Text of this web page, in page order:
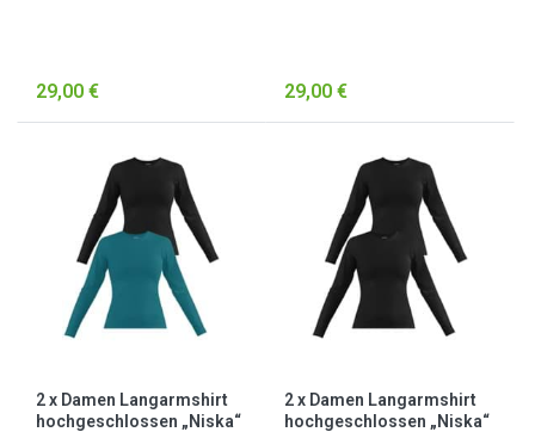
29,00 € 29,00 €
2 x Damen Langarmshirt
hochgeschlossen „Niska“
2 x Damen Langarmshirt
hochgeschlossen „Niska“